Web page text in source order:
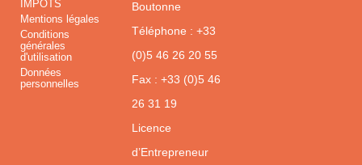
IMPÔTS
Mentions légales
Conditions
générales
d'utilisation
Données
personnelles
Boutonne
Téléphone : +33
(0)5 46 26 20 55
Fax : +33 (0)5 46
26 31 19
Licence
d’Entrepreneur